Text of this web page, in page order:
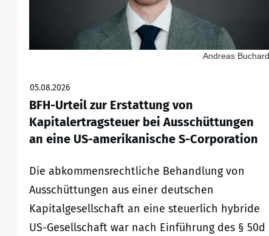
Andreas Buchard
05.08.2026
BFH-Urteil zur Erstattung von
Kapitalertragsteuer bei Ausschüttungen
an eine US-amerikanische S-Corporation
Die abkommensrechtliche Behandlung von
Ausschüttungen aus einer deutschen
Kapitalgesellschaft an eine steuerlich hybride
US-Gesellschaft war nach Einführung des § 50d